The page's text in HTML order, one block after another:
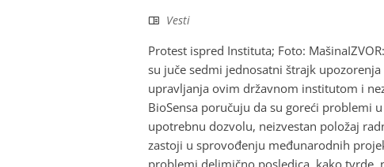
Vesti
Protest ispred Instituta; Foto:
su juče sedmi jednosatni štrajk
upravljanja ovim državnom institutom i
BioSensa poručuju da su goreći problemi
upotrebnu dozvolu, neizvestan položaj
zastoji u sprovođenju međunarodnih